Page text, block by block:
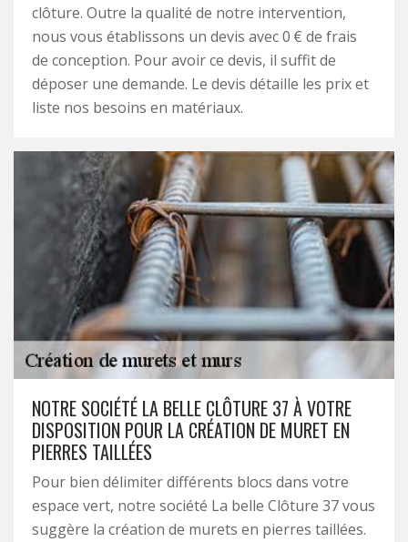
clôture. Outre la qualité de notre intervention,
nous vous établissons un devis avec 0 € de frais
de conception. Pour avoir ce devis, il suffit de
déposer une demande. Le devis détaille les prix et
liste nos besoins en matériaux.
NOTRE SOCIÉTÉ LA BELLE CLÔTURE 37 À VOTRE
DISPOSITION POUR LA CRÉATION DE MURET EN
PIERRES TAILLÉES
Pour bien délimiter différents blocs dans votre
espace vert, notre société La belle Clôture 37 vous
suggère la création de murets en pierres taillées.